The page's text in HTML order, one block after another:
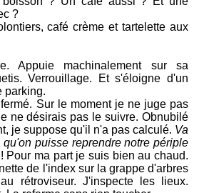
?
café crème et tartelette aux
Appuie machinalement sur sa
Verrouillage. Et s'éloigne d'un
parking.
Sur le moment je ne juge pas
ne désirais pas le suivre. Obnubilé
je suppose qu'il n'a pas calculé. Va
puisse reprendre notre périple
! Pour ma part je suis bien au chaud.
de l'index sur la grappe d'arbres
rétroviseur. J'inspecte les lieux.